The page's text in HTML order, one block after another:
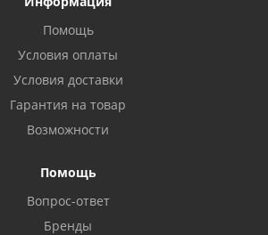
Помощь
Условия оплаты
Условия доставки
Гарантия на товар
Возможности
Помощь
Вопрос-ответ
Бренды